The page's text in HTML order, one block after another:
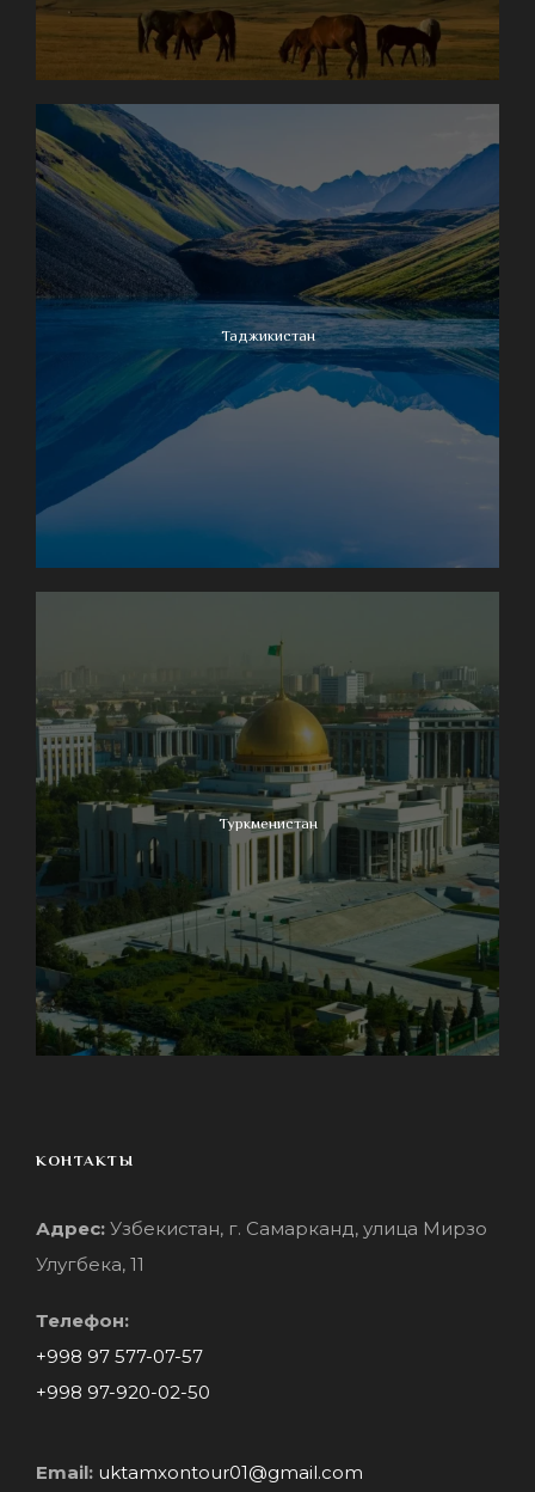
Таджикистан
Туркменистан
КОНТАКТЫ
Адрес: Узбекистан, г. Самарканд, улица Мирзо
Улугбека, 11
Телефон:
+998 97 577-07-57
+998 97-920-02-50
Email: uktamxontour01@gmail.com